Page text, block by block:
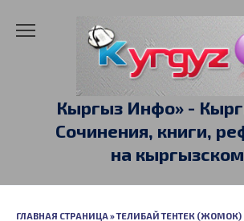
Кыргыз Инфо» -
Сочинения, книги,
на
ГЛАВНАЯ СТРАНИЦА»ТЕЛИБАЙ ТЕНТЕК